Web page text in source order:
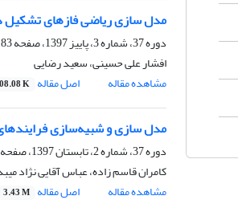
مدل سازی ریاضی فازهای تشکیل
دوره 37، شماره 3، پاییز 1397، صفحه
193
افشار علی حسینی، سعید رضایی
مشاهده مقاله
اصل مقاله K
مدل سازی و شبیه‌سازی
دوره 37، شماره 2، تابستان 1397، صفحه
کامران قاسم زاده، عباس آقایی نژاد
مشاهده مقاله
اصل مقاله 3.43 M